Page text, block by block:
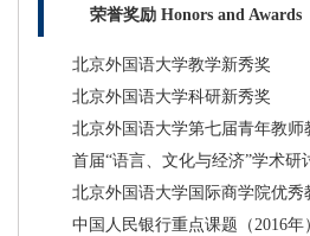
荣誉奖励 Honors and Awards
北京外国语大学教学新秀奖
北京外国语大学科研新秀奖
北京外国语大学第七届青年教
首届“语言、文化与经济”学术研
北京外国语大学国际商学院优秀
中国人民银行重点课题（2016年